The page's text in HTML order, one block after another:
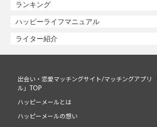
ランキング
ハッピーライフマニュアル
ライター紹介
出会い・恋愛マッチングサイト/マッチングアプリ
ル」TOP
ハッピーメールとは
ハッピーメールの想い